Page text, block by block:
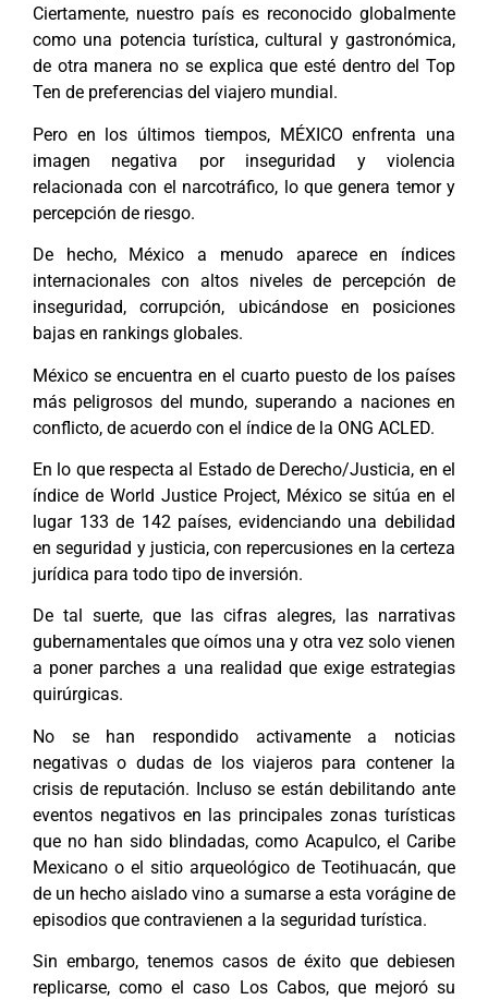
Ciertamente, nuestro país es reconocido globalmente
como una potencia turística, cultural y gastronómica,
de otra manera no se explica que esté dentro del Top
Ten de preferencias del viajero mundial.
Pero en los últimos tiempos, MÉXICO enfrenta una
imagen negativa por inseguridad y violencia
relacionada con el narcotráfico, lo que genera temor y
percepción de riesgo.
De hecho, México a menudo aparece en índices
internacionales con altos niveles de percepción de
inseguridad, corrupción, ubicándose en posiciones
bajas en rankings globales.
México se encuentra en el cuarto puesto de los países
más peligrosos del mundo, superando a naciones en
conflicto, de acuerdo con el índice de la ONG ACLED.
En lo que respecta al Estado de Derecho/Justicia, en el
índice de World Justice Project, México se sitúa en el
lugar 133 de 142 países, evidenciando una debilidad
en seguridad y justicia, con repercusiones en la certeza
jurídica para todo tipo de inversión.
De tal suerte, que las cifras alegres, las narrativas
gubernamentales que oímos una y otra vez solo vienen
a poner parches a una realidad que exige estrategias
quirúrgicas.
No se han respondido activamente a noticias
negativas o dudas de los viajeros para contener la
crisis de reputación. Incluso se están debilitando ante
eventos negativos en las principales zonas turísticas
que no han sido blindadas, como Acapulco, el Caribe
Mexicano o el sitio arqueológico de Teotihuacán, que
de un hecho aislado vino a sumarse a esta vorágine de
episodios que contravienen a la seguridad turística.
Sin embargo, tenemos casos de éxito que debiesen
replicarse, como el caso Los Cabos, que mejoró su